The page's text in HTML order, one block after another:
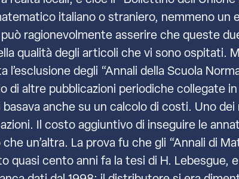
italiano o straniero, nemmeno un
ragionevolmente asserire che queste
qualità degli articoli che vi sono ospitati.
degli “Annali della Scuola
di altre pubblicazioni periodiche collegate
anche su un calcolo di costi. Uno
Il costo aggiuntivo di inseguire le
un’altra. La prova fu che gli “Annali di
quasi cento anni fa la tesi di H. Lebesgue,